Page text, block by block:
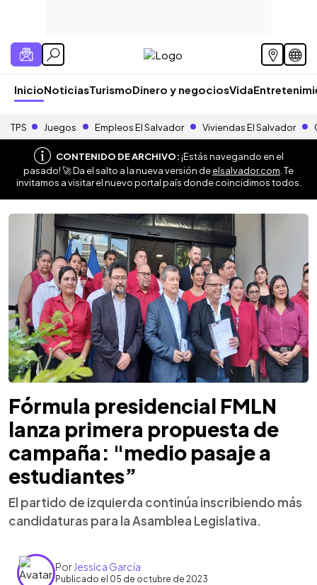
InicioNoticiasTurismoDinero y negociosVida
TPS Juegos Empleos El Salvador Viviendas El Salvador
CONTENIDO DE ARCHIVO:¡Estás navegando en el
pasado! 🚀 Da el salto a la nueva versión deelsalvador.com . Te
invitamos a visitar el nuevo portal país donde coincidimos todos.
Fórmula presidencial FMLN
lanza primera propuesta de
campaña: "medio pasaje a
estudiantes”
El partido de izquierda continúa inscribiendo más
candidaturas para la Asamblea Legislativa.
Por Jessica García
Publicado el 05 de octubre de 2023